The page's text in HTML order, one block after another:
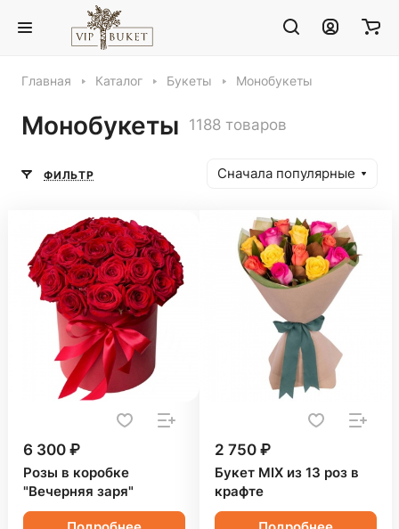
Главная Каталог Букеты Монобукеты
Монобукеты 1188 товаров
ФИЛЬТР Сначала популярные
6 300 ₽
Розы в коробке
"Вечерняя заря"
2 750 ₽
Букет MIX из 13 роз в
крафте